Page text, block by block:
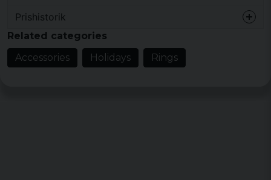
1 year ago
3 years ago
Prishistorik
Related categories
Accessories
Holidays Rings